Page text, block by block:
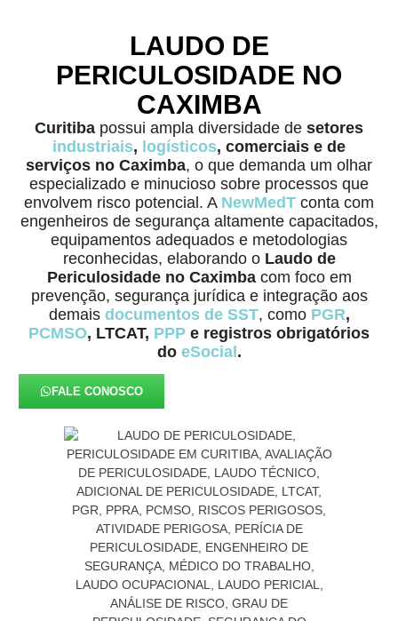
LAUDO DE
PERICULOSIDADE NO
CAXIMBA
Curitiba possui ampla diversidade de setores
industriais, logísticos, comerciais e de
serviços no Caximba, o que demanda um olhar
especializado e minucioso sobre processos que
envolvem risco potencial. A NewMedT conta com
engenheiros de segurança altamente capacitados,
equipamentos adequados e metodologias
reconhecidas, elaborando o Laudo de
Periculosidade no Caximbacom foco em
prevenção, segurança jurídica e integração aos
demais documentos de SST, como PGR,
PCMSO, LTCAT, PPP e registros obrigatórios
do eSocial.
FALE CONOSCO